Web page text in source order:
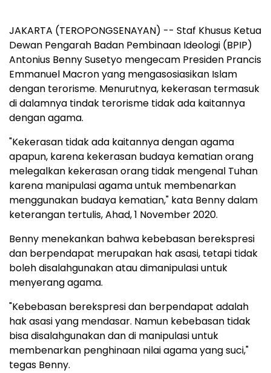
JAKARTA (TEROPONGSENAYAN) -- Staf Khusus Ketua
Dewan Pengarah Badan Pembinaan Ideologi (BPIP)
Antonius Benny Susetyo mengecam Presiden Prancis
Emmanuel Macron yang mengasosiasikan Islam
dengan terorisme. Menurutnya, kekerasan termasuk
di dalamnya tindak terorisme tidak ada kaitannya
dengan agama.
"Kekerasan tidak ada kaitannya dengan agama
apapun, karena kekerasan budaya kematian orang
melegalkan kekerasan orang tidak mengenal Tuhan
karena manipulasi agama untuk membenarkan
menggunakan budaya kematian," kata Benny dalam
keterangan tertulis, Ahad, 1 November 2020.
Benny menekankan bahwa kebebasan berekspresi
dan berpendapat merupakan hak asasi, tetapi tidak
boleh disalahgunakan atau dimanipulasi untuk
menyerang agama.
"Kebebasan berekspresi dan berpendapat adalah
hak asasi yang mendasar. Namun kebebasan tidak
bisa disalahgunakan dan di manipulasi untuk
membenarkan penghinaan nilai agama yang suci,"
tegas Benny.